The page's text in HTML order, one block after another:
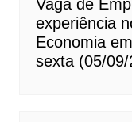
Vaga de
experiência
Economia
sexta (05/09/